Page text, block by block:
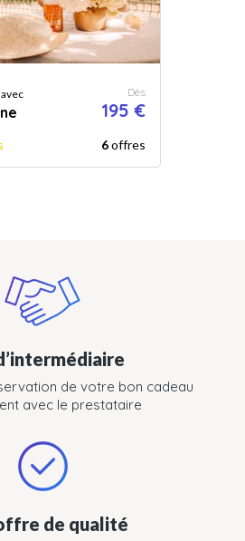
avec Dès
195 €
6offres
de votre bon cadeau
avec le prestataire
de qualité